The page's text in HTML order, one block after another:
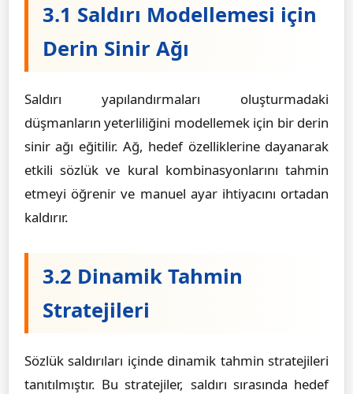
3.1 Saldırı Modellemesi için
Derin Sinir Ağı
Saldırı yapılandırmaları oluşturmadaki
düşmanların yeterliliğini modellemek için bir derin
sinir ağı eğitilir. Ağ, hedef özelliklerine dayanarak
etkili sözlük ve kural kombinasyonlarını tahmin
etmeyi öğrenir ve manuel ayar ihtiyacını ortadan
kaldırır.
3.2 Dinamik Tahmin
Stratejileri
Sözlük saldırıları içinde dinamik tahmin stratejileri
tanıtılmıştır. Bu stratejiler, saldırı sırasında hedef